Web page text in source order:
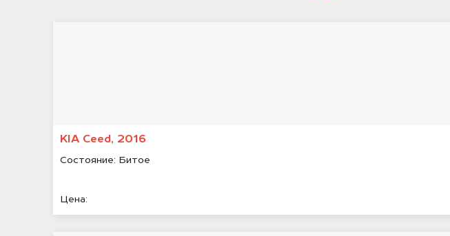
KIA Ceed, 2016
Состояние: Битое
Цена: